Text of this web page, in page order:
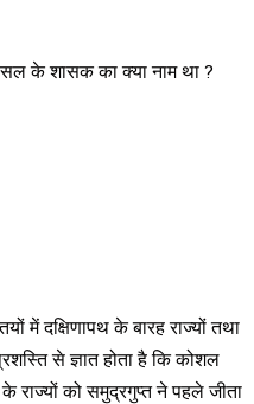
के शासक का क्या नाम था ?
में दक्षिणापथ के बारह राज्यों तथा
से ज्ञात होता है कि कोशल
राज्यों को समुद्रगुप्त ने पहले जीता